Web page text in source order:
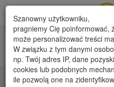
Firmy
Szanowny użytkowniku,
pragniemy Cię poinformować,
może personalizować treści
W związku z tym danymi
np. Twój adres IP, dane
cookies lub podobnych
ile pozwolą one na